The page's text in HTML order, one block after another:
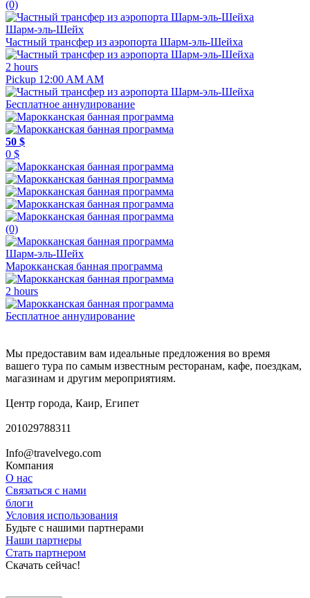
(0)
Шарм-эль-Шейх
Частный трансфер из аэропорта Шарм-эль-Шейха
2 hours
Pickup 12:00 AM AM
Бесплатное аннулирование
50 $
0 $
(0)
Шарм-эль-Шейх
Марокканская банная программа
2 hours
Бесплатное аннулирование
Мы предоставим вам идеальные предложения во время
вашего тура по самым известным ресторанам, кафе, поездкам,
магазинам и другим мероприятиям.
Центр города, Каир, Египет
201029788311
Info@travelvego.com
Компания
О нас
Связаться с нами
блоги
Условия использования
Будьте с нашими партнерами
Наши партнеры
Стать партнером
Скачать сейчас!